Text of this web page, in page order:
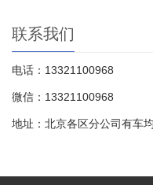
联系我们
电话：13321100968
微信：13321100968
地址：北京各区分公司有车